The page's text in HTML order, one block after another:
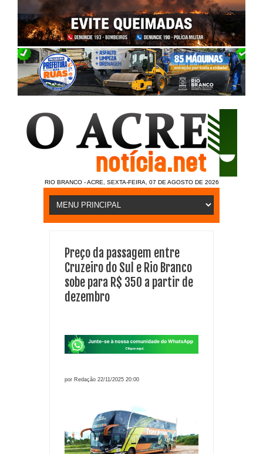
RIO BRANCO - ACRE, SEXTA-FEIRA, 07 DE AGOSTO DE 2026
Preço da passagem entre
Cruzeiro do Sul e Rio Branco
sobe para R$ 350 a partir de
dezembro
por Redação 22/11/2025 20:00